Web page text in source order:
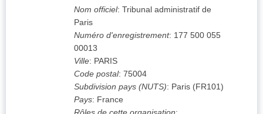
Nom officiel: Tribunal administratif de
Paris
Numéro d'enregistrement: 177 500 055
00013
Ville: PARIS
Code postal: 75004
Subdivision pays (NUTS): Paris (FR101)
Pays: France